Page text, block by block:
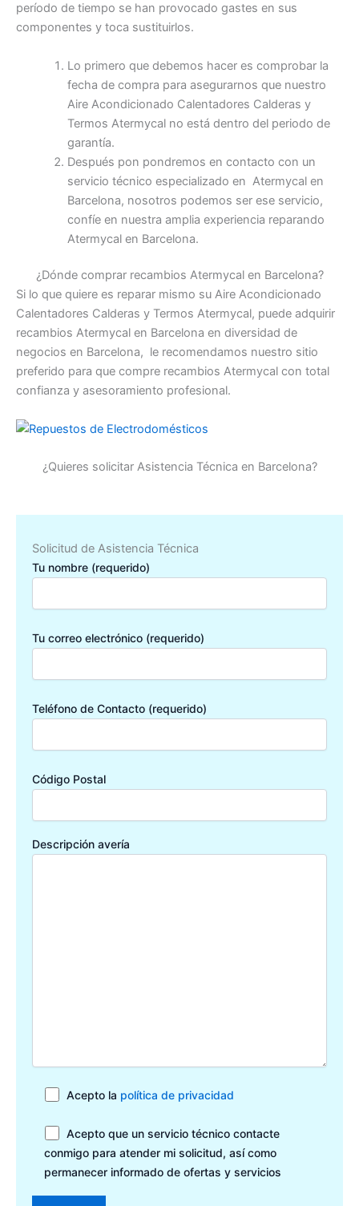
período de tiempo se han provocado gastes en sus
componentes y toca sustituirlos.
Lo primero que debemos hacer es comprobar la
fecha de compra para asegurarnos que nuestro
Aire Acondicionado Calentadores Calderas y
Termos Atermycal no está dentro del periodo de
garantía.
Después pon pondremos en contacto con un
servicio técnico especializado en Atermycal en
Barcelona, nosotros podemos ser ese servicio,
confíe en nuestra amplia experiencia reparando
Atermycal en Barcelona.
¿Dónde comprar recambios Atermycal en Barcelona?
Si lo que quiere es reparar mismo su Aire Acondicionado
Calentadores Calderas y Termos Atermycal, puede adquirir
recambios Atermycal en Barcelona en diversidad de
negocios en Barcelona, le recomendamos nuestro sitio
preferido para que compre recambios Atermycal con total
confianza y asesoramiento profesional.
¿Quieres solicitar Asistencia Técnica en Barcelona?
Solicitud de Asistencia Técnica
Tu nombre (requerido)
Tu correo electrónico (requerido)
Teléfono de Contacto (requerido)
Código Postal
Descripción avería
Acepto la política de privacidad
Acepto que un servicio técnico contacte
conmigo para atender mi solicitud, así como
permanecer informado de ofertas y servicios